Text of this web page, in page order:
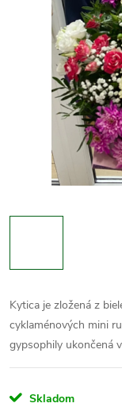
Kytica je zložená z
cyklaménových mini
gypsophily ukončená
Skladom